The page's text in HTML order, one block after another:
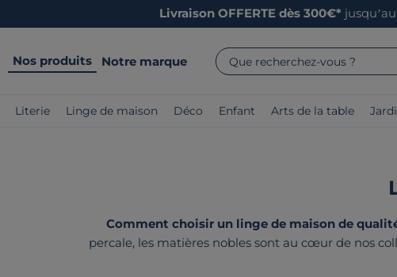
Livraison OFFERTE dès 300€*
Nos produits Notre marque Que recherchez-vous ?
Literie Linge de maison Déco Enfant Arts de la table
Comment choisir un linge de maison de
percale, les matières nobles sont au cœur de nos
de linge de lit, linge de bain et